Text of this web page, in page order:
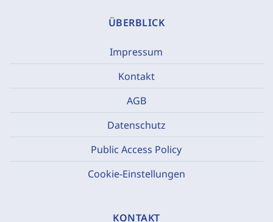
ÜBERBLICK
Impressum
Kontakt
AGB
Datenschutz
Public Access Policy
Cookie-Einstellungen
KONTAKT